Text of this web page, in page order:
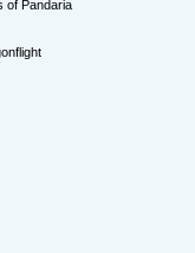
of Pandaria